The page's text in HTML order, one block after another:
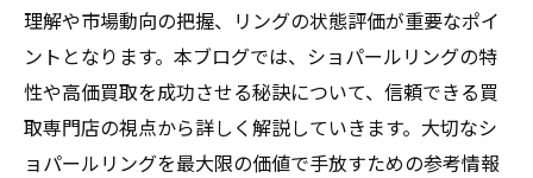
理解や市場動向の把握、リングの状態評価が重要なポイ
ントとなります。本ブログでは、ショパールリングの特
性や高価買取を成功させる秘訣について、信頼できる買
取専門店の視点から詳しく解説していきます。大切なシ
ョパールリングを最大限の価値で手放すための参考情報